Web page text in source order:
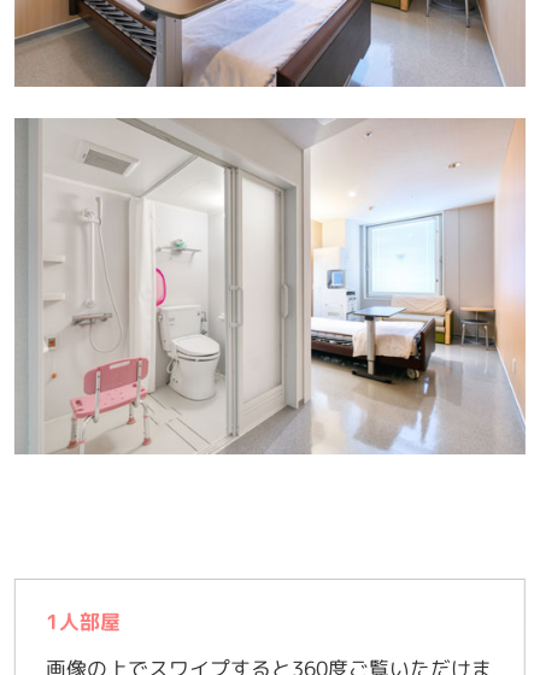
1人部屋
画像の上でスワイプすると360度ご覧いただけま